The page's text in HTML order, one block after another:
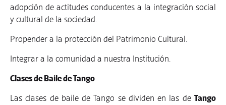
adopción de actitudes conducentes a la integración social
y cultural de la sociedad.
Propender a la protección del Patrimonio Cultural.
Integrar a la comunidad a nuestra Institución.
Clases de Baile de Tango
Las clases de baile de Tango se dividen en las de Tango